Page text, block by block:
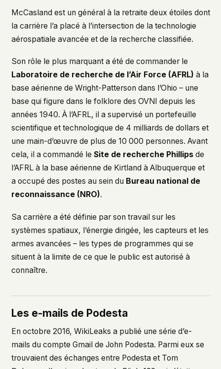
McCasland est un général à la retraite deux étoiles dont
la carrière l’a placé à l’intersection de la technologie
aérospatiale avancée et de la recherche classifiée.
Son rôle le plus marquant a été de commander le
Laboratoire de recherche de l’Air Force (AFRL) à la
base aérienne de Wright-Patterson dans l’Ohio – une
base qui figure dans le folklore des OVNI depuis les
années 1940. À l’AFRL, il a supervisé un portefeuille
scientifique et technologique de 4 milliards de dollars et
une main-d’œuvre de plus de 10 000 personnes. Avant
cela, il a commandé le Site de recherche Phillipsde
l’AFRL à la base aérienne de Kirtland à Albuquerque et
a occupé des postes au sein du Bureau national de
reconnaissance (NRO).
Sa carrière a été définie par son travail sur les
systèmes spatiaux, l’énergie dirigée, les capteurs et les
armes avancées – les types de programmes qui se
situent à la limite de ce que le public est autorisé à
connaître.
Les e-mails de Podesta
En octobre 2016, WikiLeaks a publié une série d’e-
mails du compte Gmail de John Podesta. Parmi eux se
trouvaient des échanges entre Podesta et Tom